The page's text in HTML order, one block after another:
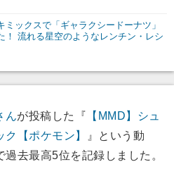
ミックスで「ギャラクシードーナツ」
！ 流れる星空のようなレンチン・レシ
んが投稿した『 【MMD】シュ
【ポケモン】
』という動
去最高5位を記録しました。